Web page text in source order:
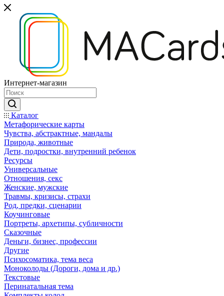
Интернет-магазин
Каталог
Mетафорические карты
Чувства, абстрактные, мандалы
Природа, животные
Дети, подростки, внутренний ребенок
Ресурсы
Универсальные
Отношения, секс
Женские, мужские
Травмы, кризисы, страхи
Род, предки, сценарии
Коучинговые
Портреты, архетипы, субличности
Сказочные
Деньги, бизнес, профессии
Другие
Психосоматика, тема веса
Моноколоды (Дороги, дома и др.)
Текстовые
Перинатальная тема